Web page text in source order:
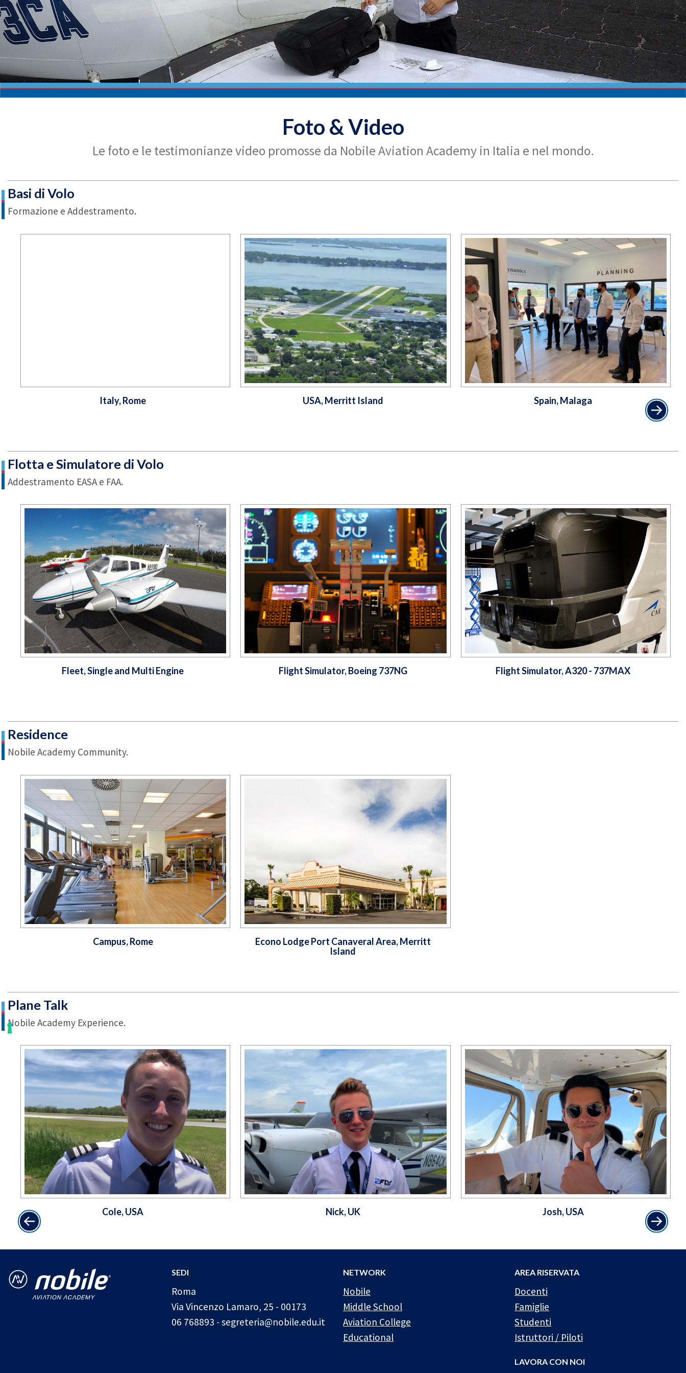
Foto & Video
Le foto e le testimonianze video promosse da Nobile Aviation Academy in Italia e nel mondo.
Basi di Volo
Formazione e Addestramento.
Italy, Rome USA, Merritt Island Spain, Malaga
Flotta e Simulatore di Volo
Addestramento EASA e FAA.
Fleet, Single and Multi Engine Flight Simulator, Boeing 737NG Flight Simulator, A320 - 737MAX
Residence
Nobile Academy Community.
Campus, Rome
Econo Lodge Port Canaveral Area, Merritt
Island
Plane Talk
Nobile Academy Experience.
Cole, USA Nick, UK Josh, USA
SEDI
Roma
Via Vincenzo Lamaro, 25 - 00173
06 768893 - segreteria@nobile.edu.it
NETWORK
Nobile
Middle School
Aviation College
Educational
AREA RISERVATA
Docenti
Famiglie
Studenti
Istruttori / Piloti
LAVORA CON NOI